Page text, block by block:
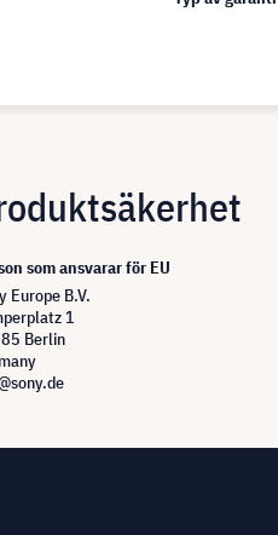
som ansvarar för EU
Europe B.V.
1
Berlin